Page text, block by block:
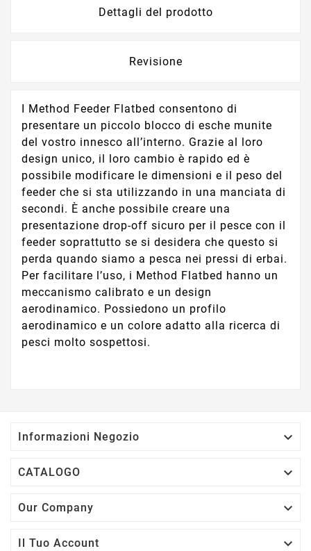
Dettagli del prodotto
Revisione
I Method Feeder Flatbed consentono di
presentare un piccolo blocco di esche munite
del vostro innesco all’interno. Grazie al loro
design unico, il loro cambio è rapido ed è
possibile modificare le dimensioni e il peso del
feeder che si sta utilizzando in una manciata di
secondi. È anche possibile creare una
presentazione drop-off sicuro per il pesce con il
feeder soprattutto se si desidera che questo si
perda quando siamo a pesca nei pressi di erbai.
Per facilitare l’uso, i Method Flatbed hanno un
meccanismo calibrato e un design
aerodinamico. Possiedono un profilo
aerodinamico e un colore adatto alla ricerca di
pesci molto sospettosi.
Informazioni Negozio 
CATALOGO 
Our Company 
Il Tuo Account 